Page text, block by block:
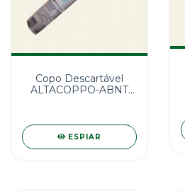
Copo Descartável
ALTACOPPO-ABNT
ESPIAR